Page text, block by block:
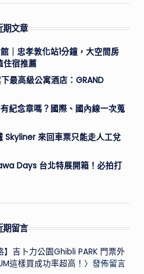
期文章
｜忠孝敦化站1分鐘，大空間房
住宿推薦
最高級公寓酒店：GRAND
紀念章嗎？國際、國內線一次蒐
Skyliner 來回車票只能走人工兌
Days 台北特展開箱！必拍打
期留言
】吉卜力公園Ghibli PARK 門票外
這樣買成功率超高！ 〉發佈留言